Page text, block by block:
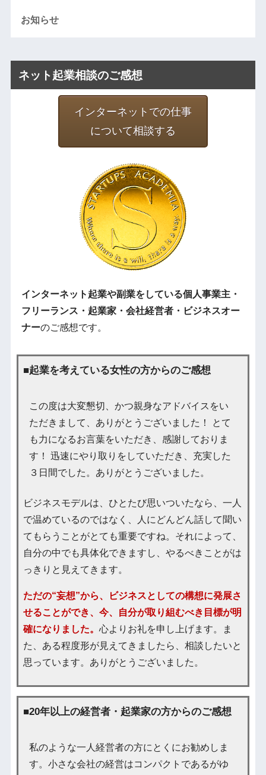
お知らせ
ネット起業相談のご感想
インターネットでの仕事
について相談する
インターネット起業や副業をしている個人事業主・
フリーランス・起業家・会社経営者・ビジネスオー
ナーのご感想です。
■起業を考えている女性の方からのご感想
この度は大変懇切、かつ親身なアドバイスをい
ただきまして、ありがとうございました！ とて
も力になるお言葉をいただき、感謝しておりま
す！ 迅速にやり取りをしていただき、充実した
３日間でした。ありがとうございました。
ビジネスモデルは、ひとたび思いついたなら、一人
で温めているのではなく、人にどんどん話して聞い
てもらうことがとても重要ですね。それによって、
自分の中でも具体化できますし、やるべきことがは
っきりと見えてきます。
ただの“妄想”から、ビジネスとしての構想に発展さ
せることができ、今、自分が取り組むべき目標が明
確になりました。 心よりお礼を申し上げます。ま
た、ある程度形が見えてきましたら、相談したいと
思っています。ありがとうございました。
■20年以上の経営者・起業家の方からのご感想
私のような一人経営者の方にとくにお勧めしま
す。小さな会社の経営はコンパクトであるがゆ